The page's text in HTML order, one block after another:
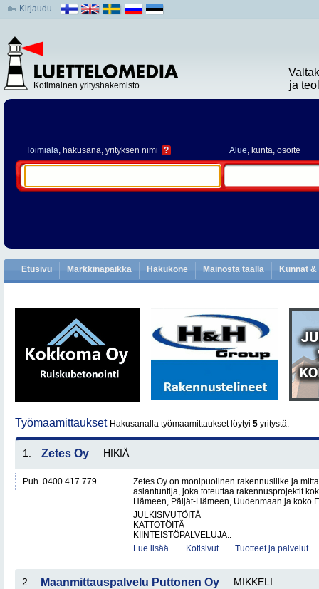
Kirjaudu
Kotimainen yrityshakemisto
ja
Toimiala, hakusana, yrityksen nimi ? Alue, kunta, osoite
Etusivu Markkinapaikka Hakukone Mainosta täällä Kunnat
Työmaamittaukset Hakusanalla työmaamittaukset löytyi 5 yritystä.
1. Zetes Oy HIKIÄ
Puh. 0400 417 779
Zetes Oy on monipuolinen rakennusliike ja
asiantuntija, joka toteuttaa rakennusprojektit
Hämeen, Päijät-Hämeen, Uudenmaan ja koko
JULKISIVUTÖITÄ
KATTOTÖITÄ
KIINTEISTÖPALVELUJA..
Lue lisää..
Kotisivut Tuotteet ja palvelut
2. Maanmittauspalvelu Puttonen Oy MIKKELI